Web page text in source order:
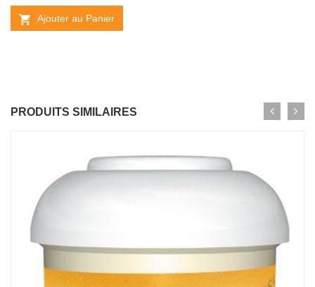
Ajouter au Panier
PRODUITS SIMILAIRES